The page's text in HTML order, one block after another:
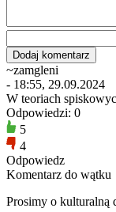
~zamgleni
- 18:55, 29.09.2024
W teoriach
Odpowiedzi: 0
5
4
Odpowiedz
Komentarz do wątku
Prosimy o kulturalną